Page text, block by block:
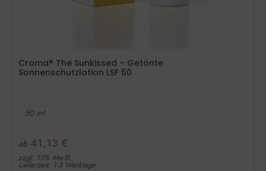
Croma® The Sunkissed – Getönte
Sonnenschutzlotion LSF 50
50 ml
ab 41,13 €
zzgl. 19% MwSt.
Lieferzeit: 1-3 Werktage